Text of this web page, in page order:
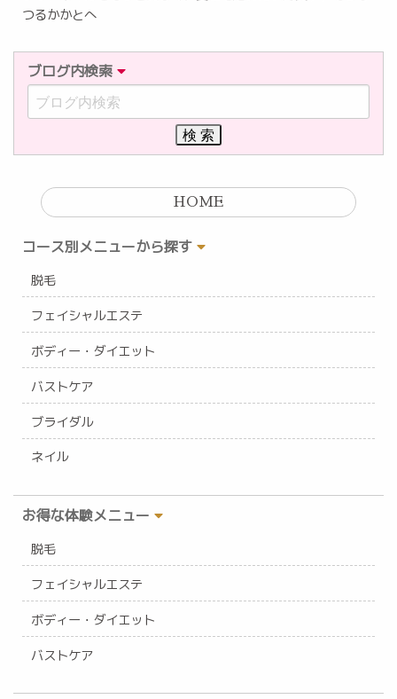
つるかかとへ
ブログ内検索
HOME
コース別メニューから探す
脱毛
フェイシャルエステ
ボディー・ダイエット
バストケア
ブライダル
ネイル
お得な体験メニュー
脱毛
フェイシャルエステ
ボディー・ダイエット
バストケア